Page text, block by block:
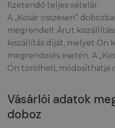
fizetendő teljes vételár.
A „Kosár összesen”
megrendelt Árut
kiszállítás díját, melyet Ön
megrendelés esetén. A
Ön törölheti, módosíthatja
Vásárlói adatok
doboz